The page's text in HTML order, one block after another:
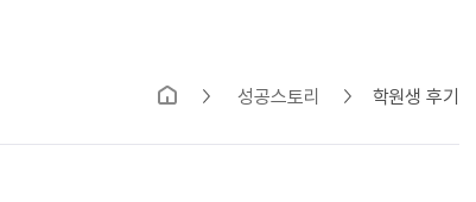
성공스토리 학원생 후기